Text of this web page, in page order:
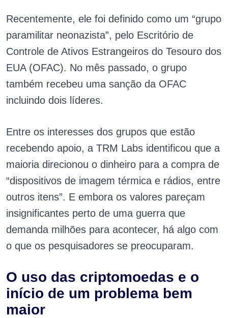
Recentemente, ele foi definido como um “grupo
paramilitar neonazista”, pelo Escritório de
Controle de Ativos Estrangeiros do Tesouro dos
EUA (OFAC). No mês passado, o grupo
também recebeu uma sanção da OFAC
incluindo dois líderes.
Entre os interesses dos grupos que estão
recebendo apoio, a TRM Labs identificou que a
maioria direcionou o dinheiro para a compra de
“dispositivos de imagem térmica e rádios, entre
outros itens”. E embora os valores pareçam
insignificantes perto de uma guerra que
demanda milhões para acontecer, há algo com
o que os pesquisadores se preocuparam.
O uso das criptomoedas e o
início de um problema bem
maior